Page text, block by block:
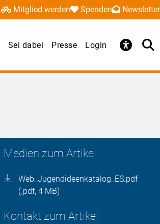
Mitglied werden Spenden Newsletter
Sei dabei Presse Login
Medien zum Artikel
Web_Jugendideenkatalog_ES.pdf
(.pdf, 4 MB)
Kontakt zum Artikel